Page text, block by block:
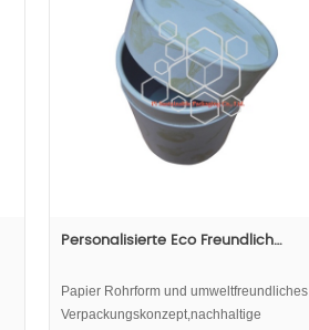
Personalisierte Eco Freundlich…
Papier Rohrform und umweltfreundliches
Verpackungskonzept,nachhaltige